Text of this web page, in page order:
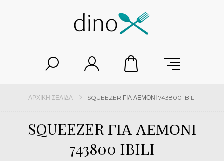
ΑΡΧΙΚΉ ΣΕΛΊΔΑ SQUEEZER ΓΙΑ ΛΕΜΟΝΙ 743800 IBILI
SQUEEZER ΓΙΑ ΛΕΜΟΝΙ
743800 IBILI